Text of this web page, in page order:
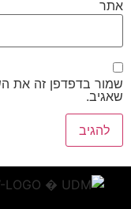
אתר
שמור בדפדפן זה את
שאגיב.